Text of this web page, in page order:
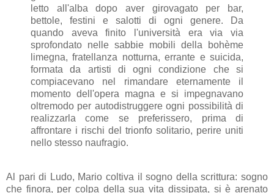
letto all'alba dopo aver girovagato per bar,
bettole, festini e salotti di ogni genere. Da
quando aveva finito l'università era via via
sprofondato nelle sabbie mobili della bohème
limegna, fratellanza notturna, errante e suicida,
formata da artisti di ogni condizione che si
compiacevano nel rimandare eternamente il
momento dell'opera magna e si impegnavano
oltremodo per autodistruggere ogni possibilità di
realizzarla come se preferissero, prima di
affrontare i rischi del trionfo solitario, perire uniti
nello stesso naufragio.
Al pari di Ludo, Mario coltiva il sogno della scrittura: sogno
che finora, per colpa della sua vita dissipata, si è arenato